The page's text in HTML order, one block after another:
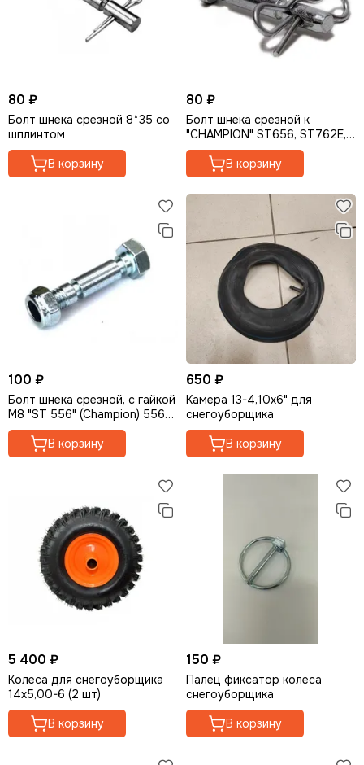
Для компрессоров
Для мотолебедок
Для двигателей
Для торцовочных пил
80 ₽
Болт шнека срезной 8*35 со
шплинтом
В корзину
80 ₽
Болт шнека срезной к
"CHAMPION" ST656, ST762E,
ST1170E, STT1170E
В корзину
100 ₽
Болт шнека срезной, с гайкой
М8 "ST 556" (Champion) 556-
02-150 (1 шт)
В корзину
650 ₽
Камера 13-4,10х6" для
снегоуборщика
В корзину
5 400 ₽
Колеса для снегоуборщика
14х5,00-6 (2 шт)
В корзину
150 ₽
Палец фиксатор колеса
снегоуборщика
В корзину